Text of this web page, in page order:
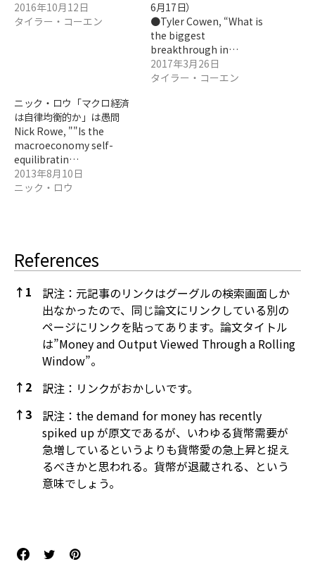
2016年10月12日
タイラー・コーエン
6月17日）
●Tyler Cowen, “What is
the biggest
breakthrough in…
2017年3月26日
タイラー・コーエン
ニック・ロウ「マクロ経済
は自律均衡的か」は愚問
Nick Rowe, ""Is the
macroeconomy self-
equilibratin…
2013年8月10日
ニック・ロウ
References
↑ 1
訳注：元記事のリンクはグーグルの検索画面しか
出なかったので、同じ論文にリンクしている別の
ページにリンクを貼ってあります。論文タイトル
は”Money and Output Viewed Through a Rolling
Window”。
↑ 2
訳注：リンクがおかしいです。
↑3
訳注：the demand for money has recently
spiked up が原文であるが、いわゆる貨幣需要が
急増しているというよりも貨幣愛の急上昇と捉え
るべきかと思われる。貨幣が退蔵される、という
意味でしょう。